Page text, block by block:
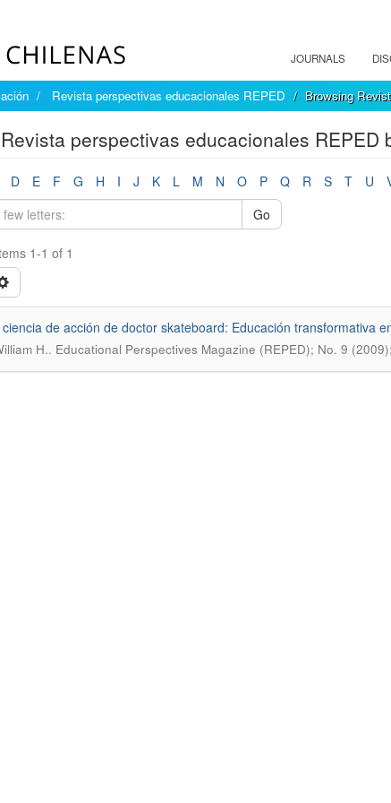
JOURNALS
Revista perspectivas educacionales REPED Browsing
perspectivas educacionales REPED
D E F G H I J K L M N O P Q R S T U
Go
1-1 of 1
de acción de doctor skateboard: Educación transformativa
H.. Educational Perspectives Magazine (REPED); No. 9